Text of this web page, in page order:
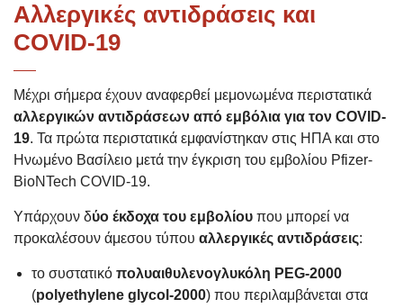
Αλλεργικές αντιδράσεις και
COVID-19
Μέχρι σήμερα έχουν αναφερθεί μεμονωμένα περιστατικά
αλλεργικών αντιδράσεων από εμβόλια για τον COVID-
19. Τα πρώτα περιστατικά εμφανίστηκαν στις ΗΠΑ και στο
Ηνωμένο Βασίλειο μετά την έγκριση του εμβολίου Pfizer-
BioNTech COVID-19.
Υπάρχουν δύο έκδοχα του εμβολίου που μπορεί να
προκαλέσουν άμεσου τύπου αλλεργικές αντιδράσεις:
το συστατικό πολυαιθυλενογλυκόλη PEG-2000
(polyethylene glycol-2000) που περιλαμβάνεται στα